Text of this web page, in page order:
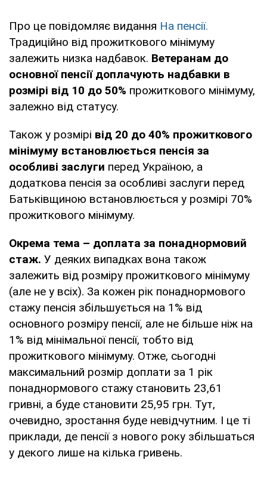
Про це повідомляє видання На пенсії.
Традиційно від прожиткового мінімуму
залежить низка надбавок. Ветеранам до
основної пенсії доплачують надбавки в
розмірі від 10 до 50% прожиткового мінімуму,
залежно від статусу.
Також у розмірі від 20 до 40% прожиткового
мінімуму встановлюється пенсія за
особливі заслуги перед Україною, а
додаткова пенсія за особливі заслуги перед
Батьківщиною встановлюється у розмірі 70%
прожиткового мінімуму.
Окрема тема – доплата за понаднормовий
стаж. У деяких випадках вона також
залежить від розміру прожиткового мінімуму
(але не у всіх). За кожен рік понаднормового
стажу пенсія збільшується на 1% від
основного розміру пенсії, але не більше ніж на
1% від мінімальної пенсії, тобто від
прожиткового мінімуму. Отже, сьогодні
максимальний розмір доплати за 1 рік
понаднормового стажу становить 23,61
гривні, а буде становити 25,95 грн. Тут,
очевидно, зростання буде невідчутним. І це ті
приклади, де пенсії з нового року збільшаться
у декого лише на кілька гривень.